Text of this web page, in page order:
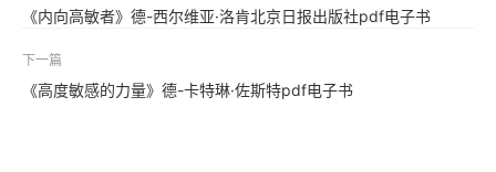
《内向高敏者》德-西尔维亚·洛肯北京日报出版社pdf电子书
下一篇
《高度敏感的力量》德-卡特琳·佐斯特pdf电子书